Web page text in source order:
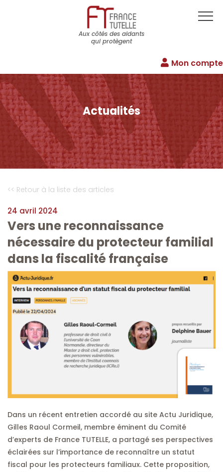
Aux côtés des aidants
qui protègent
Mon compte
Actualités
<< Retour à la liste des articles
24 avril 2024
Vers une reconnaissance
nécessaire du protecteur familial
dans la fiscalité française
Dans un récent entretien accordé au site Actu Juridique,
Gilles Raoul Cormeil, membre éminent du Comité
d’experts de France TUTELLE, a partagé ses perspectives
éclairées sur l’importance de reconnaître un statut
fiscal pour les protecteurs familiaux. Cette proposition,